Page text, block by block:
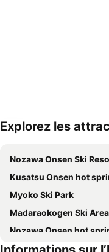
Explorez les
Nozawa Onsen Ski
Kusatsu Onsen hot
Myoko Ski Park
Madaraokogen Ski Area
Nozawa Onsen hot
Yudanakashibu Hot Spring